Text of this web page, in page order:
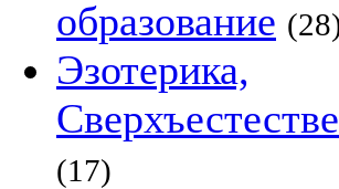
образование
Эзотерика,
(17)